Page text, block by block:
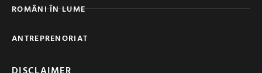
ROMÂNI ÎN LUME
ANTREPRENORIAT
DISCLAIMER